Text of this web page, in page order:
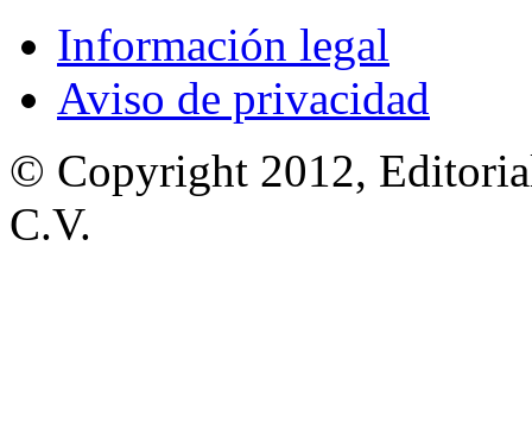
Información legal
Aviso de privacidad
© Copyright 2012,
C.V.